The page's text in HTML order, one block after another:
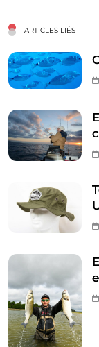
ARTICLES LIÉS